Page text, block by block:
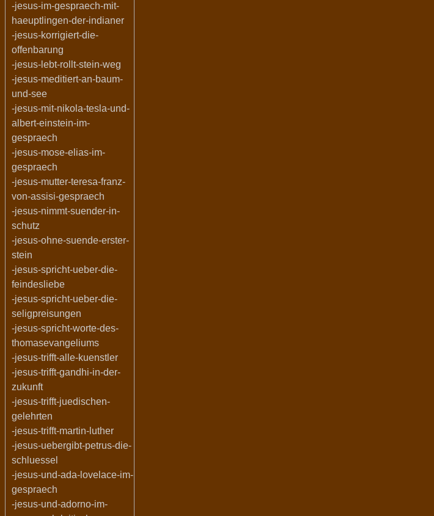
-jesus-im-gespraech-mit-
haeuptlingen-der-indianer
-jesus-korrigiert-die-
offenbarung
-jesus-lebt-rollt-stein-weg
-jesus-meditiert-an-baum-
und-see
-jesus-mit-nikola-tesla-und-
albert-einstein-im-
gespraech
-jesus-mose-elias-im-
gespraech
-jesus-mutter-teresa-franz-
von-assisi-gespraech
-jesus-nimmt-suender-in-
schutz
-jesus-ohne-suende-erster-
stein
-jesus-spricht-ueber-die-
feindesliebe
-jesus-spricht-ueber-die-
seligpreisungen
-jesus-spricht-worte-des-
thomasevangeliums
-jesus-trifft-alle-kuenstler
-jesus-trifft-gandhi-in-der-
zukunft
-jesus-trifft-juedischen-
gelehrten
-jesus-trifft-martin-luther
-jesus-uebergibt-petrus-die-
schluessel
-jesus-und-ada-lovelace-im-
gespraech
-jesus-und-adorno-im-